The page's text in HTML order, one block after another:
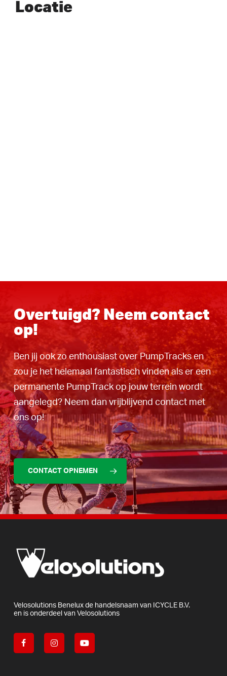
Locatie
Overtuigd? Neem contact
op!
Ben jij ook zo enthousiast over PumpTracks en
zou je het helemaal fantastisch vinden als er een
permanente PumpTrack op jouw terrein wordt
aangelegd? Neem dan vrijblijvend contact met
ons op!
CONTACT OPNEMEN
Velosolutions Benelux de handelsnaam van ICYCLE B.V.
en is onderdeel van Velosolutions